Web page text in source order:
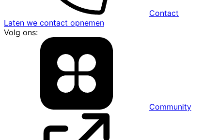
Contact
Laten we contact opnemen
Volg ons:
Community